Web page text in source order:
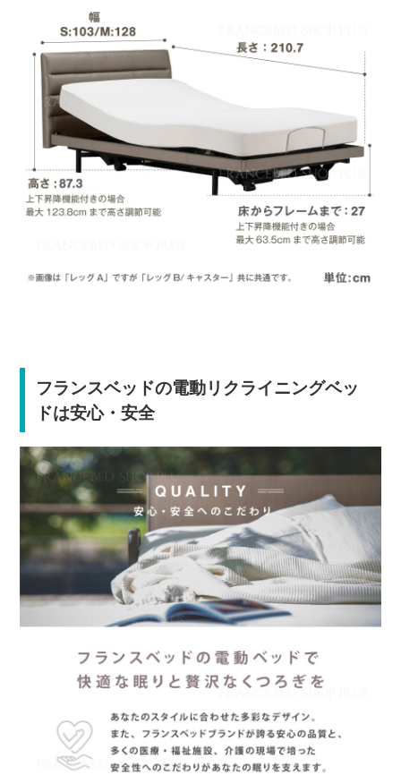
フランスベッドの電動リクライニングベッ
ドは安心・安全